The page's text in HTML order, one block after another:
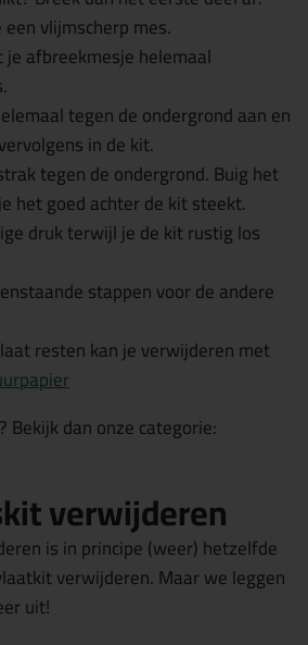
vlijmscherp mes.
afbreekmesje helemaal
tegen de ondergrond aan en
in de kit.
tegen de ondergrond. Buig het
het goed achter de kit steekt.
druk terwijl je de kit rustig los
stappen voor de andere
resten kan je verwijderen met
Bekijk dan onze categorie:
verwijderen
is in principe (weer) hetzelfde
verwijderen. Maar we leggen
uit!